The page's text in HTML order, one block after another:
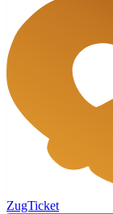
ZugTicket